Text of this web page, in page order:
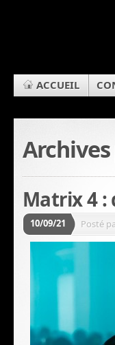
ACCUEIL
Matrix 4 :
10/09/21 Posté